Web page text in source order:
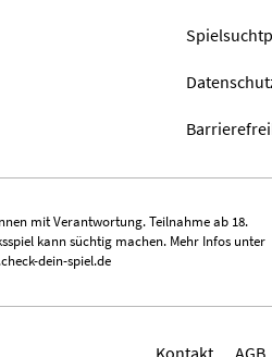
mit Verantwortung. Teilnahme ab 18.
kann süchtig machen. Mehr Infos unter
dein-spiel.de
Kontakt AGB